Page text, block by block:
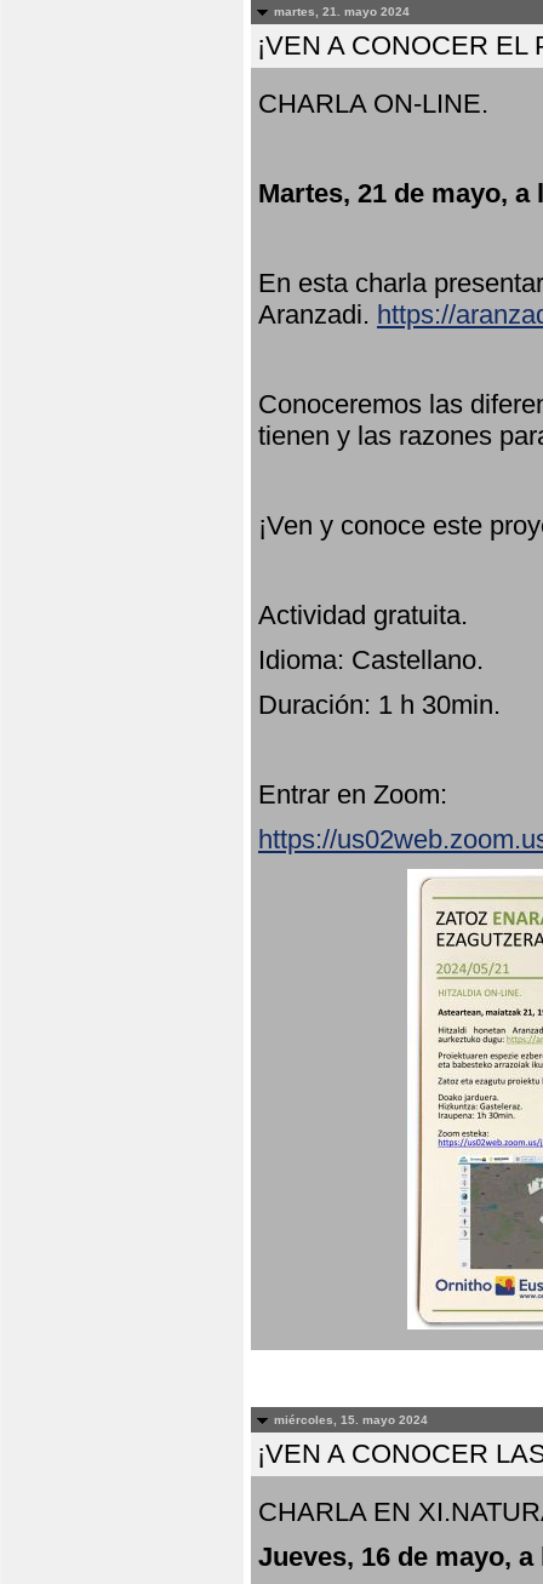
martes, 21. mayo 2024
¡VEN A CONOCER
CHARLA ON-LINE.
Martes, 21 de mayo, a
En esta charla
Aranzadi. https://
Conoceremos las
tienen y las razones
¡Ven y conoce este
Actividad gratuita.
Idioma: Castellano.
Duración: 1 h 30min.
Entrar en Zoom:
https://
miércoles, 15. mayo 2024
¡VEN A CONOCER
CHARLA EN
Jueves, 16 de mayo,